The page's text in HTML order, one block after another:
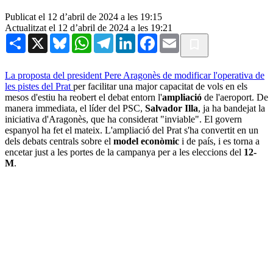
Publicat el 12 d’abril de 2024 a les 19:15
Actualitzat el 12 d’abril de 2024 a les 19:21
Share X BlueskyWhatsAppTelegramLinkedInFacebook
Email
La proposta del president Pere Aragonès de modificar l'operativa de
les pistes del Prat per facilitar una major capacitat de vols en els
mesos d'estiu ha reobert el debat entorn l'ampliació de l'aeroport. De
manera immediata, el líder del PSC, Salvador Illa, ja ha bandejat la
iniciativa d'Aragonès, que ha considerat "inviable". El govern
espanyol ha fet el mateix. L'ampliació del Prat s'ha convertit en un
dels debats centrals sobre el model econòmic i de país, i es torna a
encetar just a les portes de la campanya per a les eleccions del 12-
M.